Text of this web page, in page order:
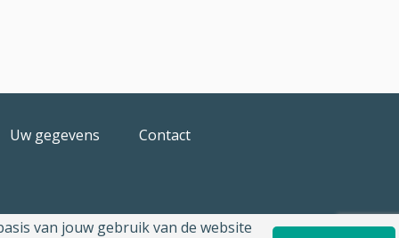
Uw gegevens Contact
van jouw gebruik van de website